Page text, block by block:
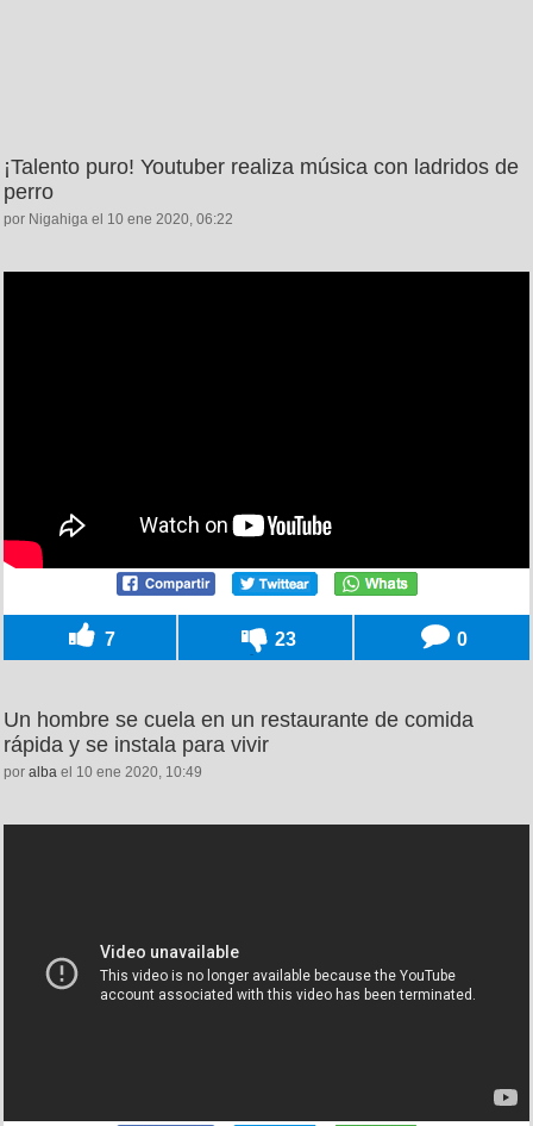
¡Talento puro! Youtuber realiza música con ladridos de
perro
por Nigahiga el 10 ene 2020, 06:22
7 23 0
Un hombre se cuela en un restaurante de comida
rápida y se instala para vivir
por alba el 10 ene 2020, 10:49